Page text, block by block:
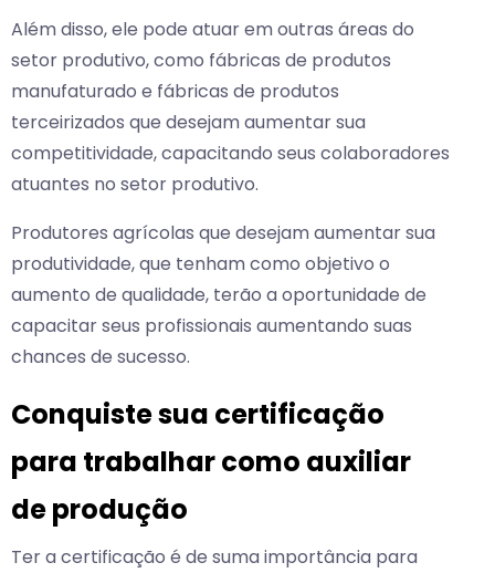
Além disso, ele pode atuar em outras áreas do
setor produtivo, como fábricas de produtos
manufaturado e fábricas de produtos
terceirizados que desejam aumentar sua
competitividade, capacitando seus colaboradores
atuantes no setor produtivo.
Produtores agrícolas que desejam aumentar sua
produtividade, que tenham como objetivo o
aumento de qualidade, terão a oportunidade de
capacitar seus profissionais aumentando suas
chances de sucesso.
Conquiste sua certificação
para trabalhar como auxiliar
de produção
Ter a certificação é de suma importância para